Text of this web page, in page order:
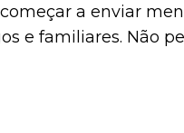
a enviar
e familiares. Não